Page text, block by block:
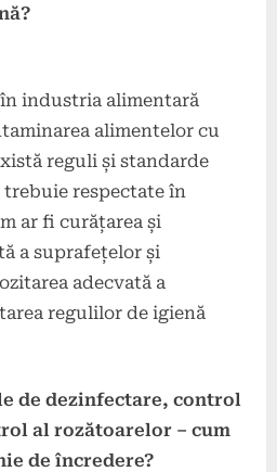
industria alimentară
alimentelor cu
reguli și standarde
respectate în
ar fi curățarea și
a suprafețelor și
adecvată a
regulilor de igienă
de dezinfectare, control
al rozătoarelor – cum
de încredere?